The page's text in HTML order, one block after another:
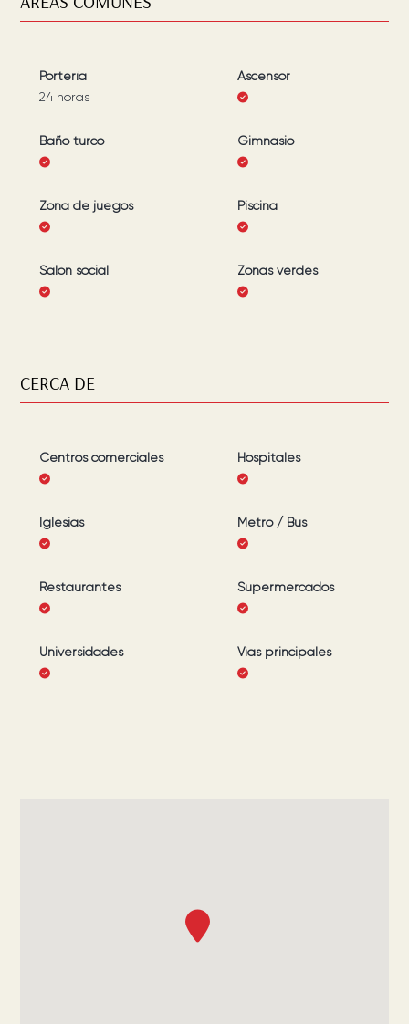
Portería
24 horas
Ascensor
Baño turco Gimnasio
Zona de juegos Piscina
Salón social Zonas verdes
CERCA DE
Centros comerciales Hospitales
Iglesias Metro / Bus
Restaurantes Supermercados
Universidades Vías principales